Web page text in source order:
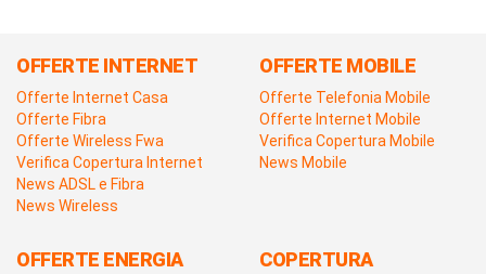
OFFERTE INTERNET
Offerte Internet Casa
Offerte Fibra
Offerte Wireless Fwa
Verifica Copertura Internet
News ADSL e Fibra
News Wireless
OFFERTE MOBILE
Offerte Telefonia Mobile
Offerte Internet Mobile
Verifica Copertura Mobile
News Mobile
OFFERTE ENERGIA COPERTURA